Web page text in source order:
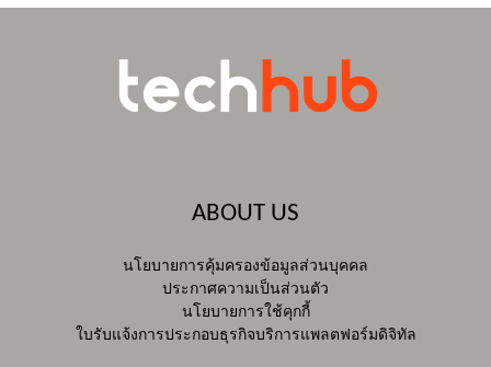
ABOUT US
นโยบายการคุ้มครองข้อมูลส่วนบุคคล
ประกาศความเป็นส่วนตัว
นโยบายการใช้คุกกี้
ใบรับแจ้งการประกอบธุรกิจบริการแพลตฟอร์มดิจิทัล